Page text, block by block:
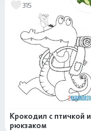
315
Крокодил с птичкой и
рюкзаком